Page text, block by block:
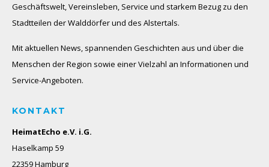
Geschäftswelt, Vereinsleben, Service und starkem Bezug zu den
Stadtteilen der Walddörfer und des Alstertals.
Mit aktuellen News, spannenden Geschichten aus und über die
Menschen der Region sowie einer Vielzahl an Informationen und
Service-Angeboten.
KONTAKT
HeimatEcho e.V. i.G.
Haselkamp 59
22359 Hamburg